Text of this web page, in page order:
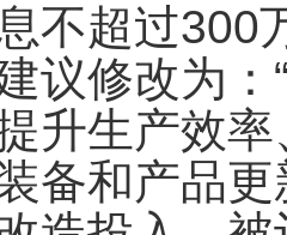
不超过300
议修改为
升生产效
备和产品